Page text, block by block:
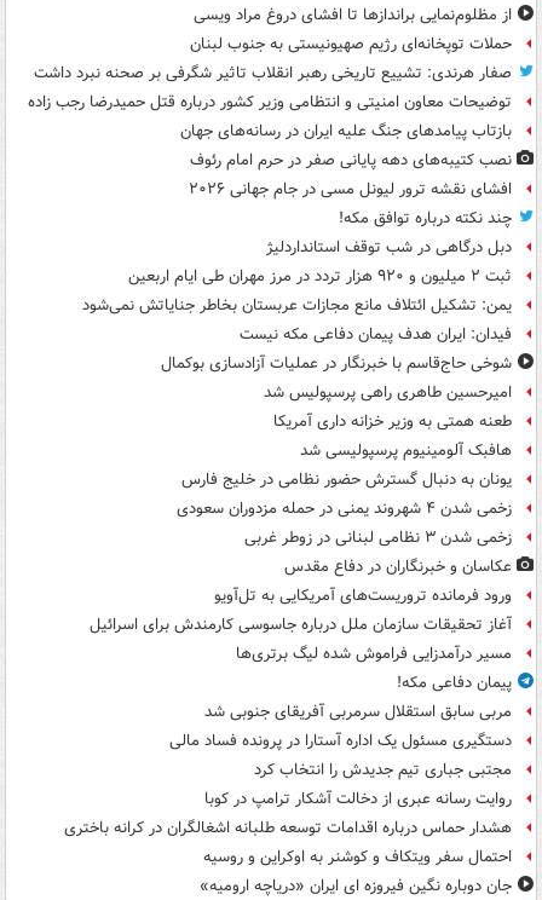
از مظلوم‌نمایی براندازها تا افشای دروغ مراد ویسی
حملات توپخانه‌ای رژیم صهیونیستی به جنوب لبنان
صفار هرندی: تشییع تاریخی رهبر انقلاب تاثیر شگرفی بر صحنه نبرد داشت
توضیحات معاون امنیتی و انتظامی وزیر کشور درباره قتل حمیدرضا رجب زاده
بازتاب پیامدهای جنگ علیه ایران در رسانه‌های جهان
نصب کتیبه‌های دهه پایانی صفر در حرم امام رئوف
افشای نقشه ترور لیونل مسی در جام جهانی ۲۰۲۶
چند نکته درباره توافق مکه!
دبل درگاهی در شب توقف استانداردلیژ
ثبت ۲ میلیون و ۹۲۰ هزار تردد در مرز مهران طی ایام اربعین
یمن: تشکیل ائتلاف مانع مجازات عربستان بخاطر جنایاتش نمی‌شود
فیدان: ایران هدف پیمان دفاعی مکه نیست
شوخی حاج‌قاسم با خبرنگار در عملیات آزادسازی بوکمال
امیرحسین طاهری راهی پرسپولیس شد
طعنه همتی به وزیر خزانه داری آمریکا
هافبک آلومینیوم پرسپولیسی شد
یونان به دنبال گسترش حضور نظامی در خلیج فارس
زخمی شدن ۴ شهروند یمنی در حمله مزدوران سعودی
زخمی شدن ۳ نظامی لبنانی در زوطر غربی
عکاسان و خبرنگاران در دفاع مقدس
ورود فرمانده تروریست‌های آمریکایی به تل‌آویو
آغاز تحقیقات سازمان ملل درباره جاسوسی کارمندش برای اسرائیل
مسیر درآمدزایی فراموش شده لیگ برتری‌ها
پیمان دفاعی مکه!
مربی سابق استقلال سرمربی آفریقای جنوبی شد
دستگیری مسئول یک اداره آستارا در پرونده فساد مالی
مجتبی جباری تیم جدیدش را انتخاب کرد
روایت رسانه عبری از دخالت آشکار ترامپ در کوبا
هشدار حماس درباره اقدامات توسعه طلبانه اشغالگران در کرانه باختری
احتمال سفر ویتکاف و کوشنر به اوکراین و روسیه
جان دوباره نگین فیروزه ای ایران «دریاچه ارومیه»